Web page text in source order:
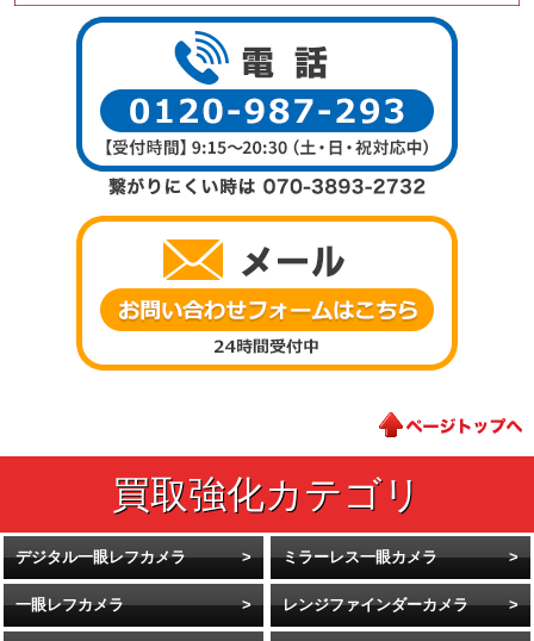
デジタル一眼レフカメラ ミラーレス一眼カメラ
一眼レフカメラ レンジファインダーカメラ